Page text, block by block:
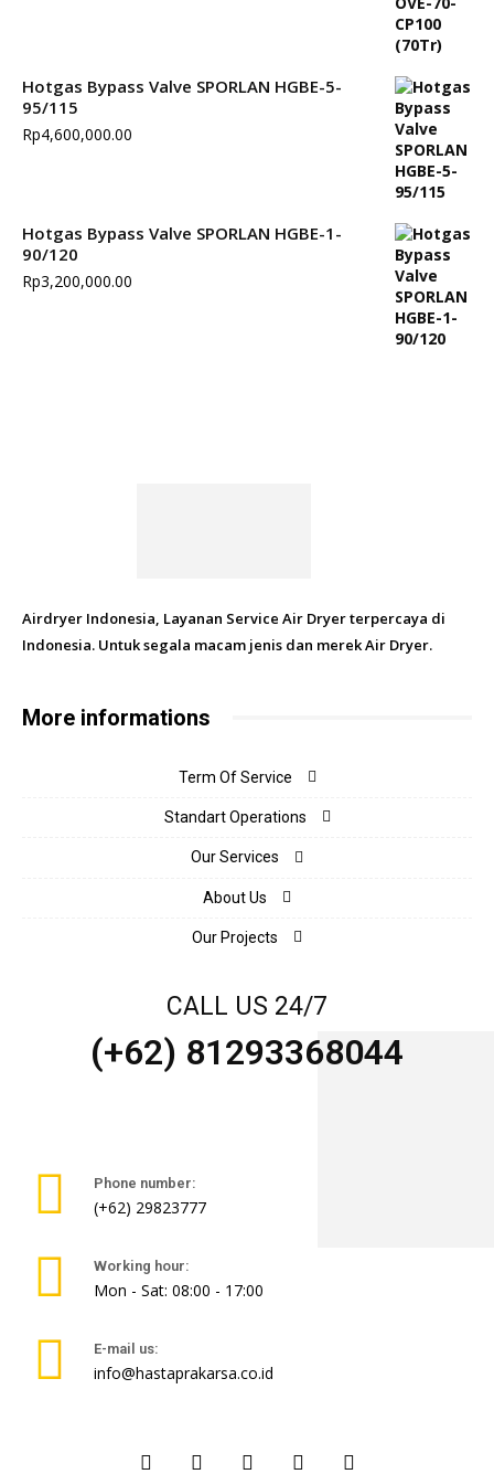
Hotgas Bypass Valve SPORLAN HGBE-5-
95/115
Rp4,600,000.00
Hotgas Bypass Valve SPORLAN HGBE-1-
90/120
Rp3,200,000.00
Airdryer Indonesia, Layanan Service Air Dryer terpercaya di
Indonesia. Untuk segala macam jenis dan merek Air Dryer.
More informations
Term Of Service
Standart Operations
Our Services
About Us
Our Projects
CALL US 24/7
(+62) 81293368044
Phone number:
(+62) 29823777
Working hour:
Mon - Sat: 08:00 - 17:00
E-mail us:
info@hastaprakarsa.co.id